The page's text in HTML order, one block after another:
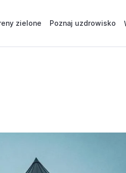
zielone Poznaj uzdrowisko